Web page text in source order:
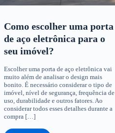
Como escolher uma porta
de aço eletrônica para o
seu imóvel?
Escolher uma porta de aço eletrônica vai
muito além de analisar o design mais
bonito. É necessário considerar o tipo de
imóvel, nível de segurança, frequência de
uso, durabilidade e outros fatores. Ao
considerar todos esses detalhes durante a
compra […]